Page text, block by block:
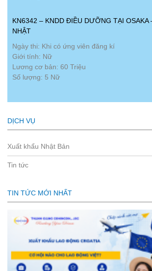
KN6342 – KNDD ĐIỀU DƯỠNG TẠI OSAKA
NHẬT
Ngày thi: Khi có ứng viên đăng kí
Giới tính: Nữ
Lương cơ bản: 60 Triệu
Số lượng: 5 Nữ
DỊCH VỤ
Xuất khẩu Nhật Bản
Tin tức
TIN TỨC MỚI NHẤT